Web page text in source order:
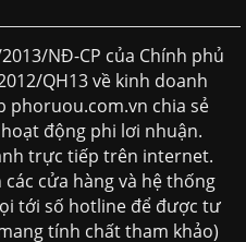
NĐ-CP của Chính phủ
QH13 về kinh doanh
phoruou.com.vn chia sẻ
động phi lơi nhuận.
trực tiếp trên internet.
cửa hàng và hệ thống
tới số hotline để được tư
tính chất tham khảo)